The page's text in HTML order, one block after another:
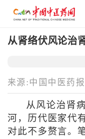
从肾络伏风论治
来源:中国中医药
从风论治肾
河，历代医家代
对此不多赘言。